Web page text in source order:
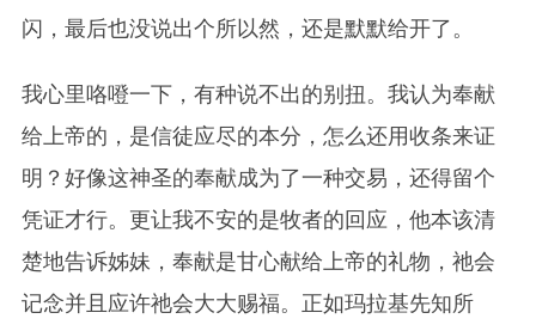
闪，最后也没说出个所以然，还是默默给开了。
我心里咯噔一下，有种说不出的别扭。我认为奉献
给上帝的，是信徒应尽的本分，怎么还用收条来证
明？好像这神圣的奉献成为了一种交易，还得留个
凭证才行。更让我不安的是牧者的回应，他本该清
楚地告诉姊妹，奉献是甘心献给上帝的礼物，祂会
记念并且应许祂会大大赐福。正如玛拉基先知所